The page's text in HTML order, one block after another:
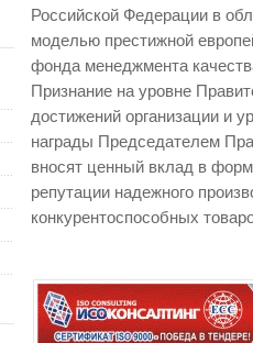
Российской Федерации в
моделью престижной
фонда менеджмента
Признание на уровне
достижений организации и
награды Председателем
вносят ценный вклад в
репутации надежного
конкурентоспособных